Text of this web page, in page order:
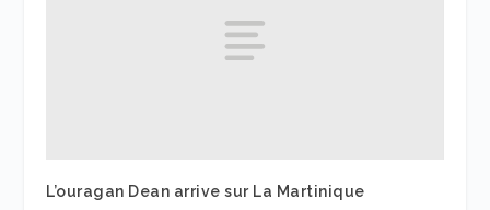
L’ouragan Dean arrive sur La Martinique